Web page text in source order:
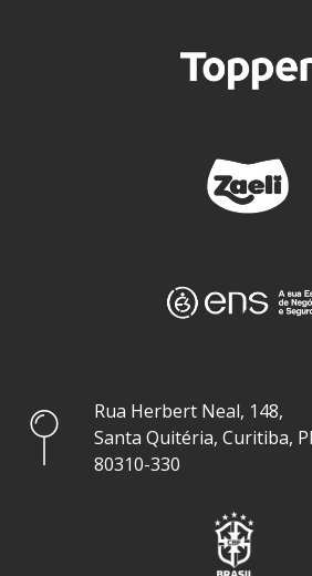
Rua Herbert Neal, 148,
Santa Quitéria, Curitiba,
80310-330